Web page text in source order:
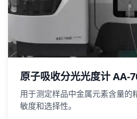
原子吸收分光光度计 AA-
用于测定样品中金属元素含量的
敏度和选择性。